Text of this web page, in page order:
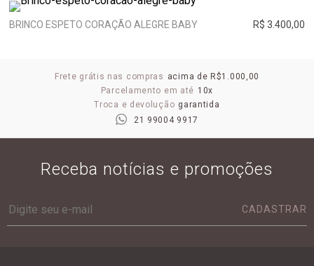
BRINCO ESPETO CORAÇÃO ALEGRE BABY R$ 3.400,00
Frete grátis nas compras acima de R$1.000,00
Parcelamento em até 10x
Troca e devolução garantida
21 99004 9917
Receba notícias e promoções
CADASTRAR